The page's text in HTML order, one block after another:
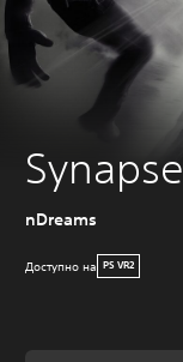
Synapse
nDreams
Доступно на PS VR2